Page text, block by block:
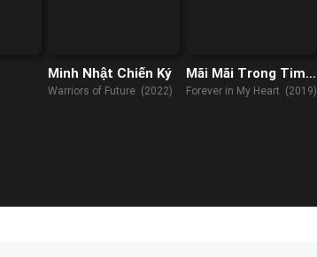
Minh Nhật Chiến Ký
Warriors of Future (2022)
Mãi Mãi Trong Tim
Em
Forever in My Heart (2019)